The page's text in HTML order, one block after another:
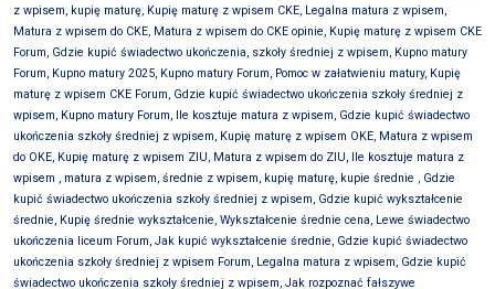
z wpisem, kupię maturę, Kupię maturę z wpisem CKE, Legalna matura z wpisem,
Matura z wpisem do CKE, Matura z wpisem do CKE opinie, Kupię maturę z wpisem CKE
Forum, Gdzie kupić świadectwo ukończenia, szkoły średniej z wpisem, Kupno matury
Forum, Kupno matury 2025, Kupno matury Forum, Pomoc w załatwieniu matury, Kupię
maturę z wpisem CKE Forum, Gdzie kupić świadectwo ukończenia szkoły średniej z
wpisem, Kupno matury Forum, Ile kosztuje matura z wpisem, Gdzie kupić świadectwo
ukończenia szkoły średniej z wpisem, Kupię maturę z wpisem OKE, Matura z wpisem
do OKE, Kupię maturę z wpisem ZIU, Matura z wpisem do ZIU, Ile kosztuje matura z
wpisem , matura z wpisem, średnie z wpisem, kupię maturę, kupie średnie , Gdzie
kupić świadectwo ukończenia szkoły średniej z wpisem, Gdzie kupić wykształcenie
średnie, Kupię średnie wykształcenie, Wykształcenie średnie cena, Lewe świadectwo
ukończenia liceum Forum, Jak kupić wykształcenie średnie, Gdzie kupić świadectwo
ukończenia szkoły średniej z wpisem Forum, Legalna matura z wpisem, Gdzie kupić
świadectwo ukończenia szkoły średniej z wpisem, Jak rozpoznać fałszywe